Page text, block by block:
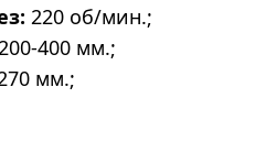
220 об/мин.;
400 мм.;
мм.;